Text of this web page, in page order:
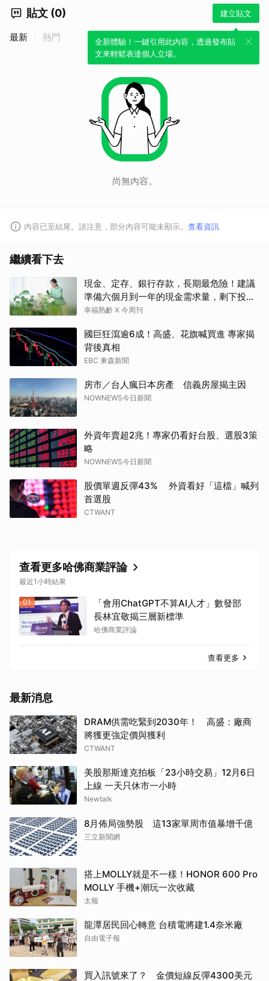
貼文 (0) 建立貼文
全新體驗！一鍵引用此內容，透過發布貼
文來輕鬆表達個人立場。
最新 熱門
尚無內容。
內容已至結尾。請注意，部分內容可能未顯示。 查看資訊
繼續看下去
現金、定存、銀行存款，長期最危險！建議
準備六個月到一年的現金需求量，剩下投資
這2個
幸福熟齡 X 今周刊
國巨狂瀉逾6成！高盛、花旗喊買進 專家揭
背後真相
EBC 東森新聞
房市／台人瘋日本房產 信義房屋揭主因
NOWNEWS今日新聞
外資年賣超2兆！專家仍看好台股、選股3策
略
NOWNEWS今日新聞
股價單週反彈43% 外資看好「這檔」喊列
首選股
CTWANT
查看更多哈佛商業評論
最近1小時結果
01
「會用ChatGPT不算AI人才」數發部
長林宜敬揭三層新標準
哈佛商業評論
查看更多
最新消息
DRAM供需吃緊到2030年！ 高盛：廠商
將獲更強定價與獲利
CTWANT
美股那斯達克拍板「23小時交易」12月6日
上線 一天只休市一小時
Newtalk
8月佈局強勢股 這13家單周市值暴增千億
三立新聞網
搭上MOLLY就是不一樣！HONOR 600 Pro
MOLLY 手機+潮玩一次收藏
太報
龍潭居民回心轉意 台積電將建1.4奈米廠
自由電子報
買入訊號來了？ 金價短線反彈4300美元